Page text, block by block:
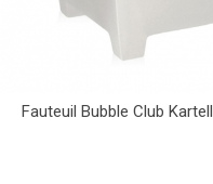
Fauteuil Bubble Club